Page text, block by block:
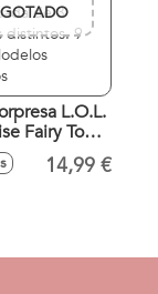
L.O.L.
Fairy Tots.
las alas de
de 3
14,99 €